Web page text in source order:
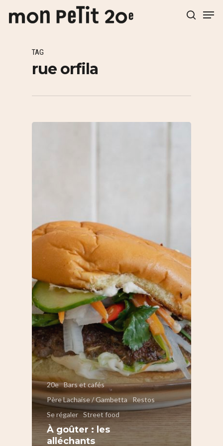
Hit enter to search or ESC to close
TAG
rue orfila
20e Bars et cafés
Père Lachaise / Gambetta
Restos
Se régaler Street food
À goûter : les
alléchants